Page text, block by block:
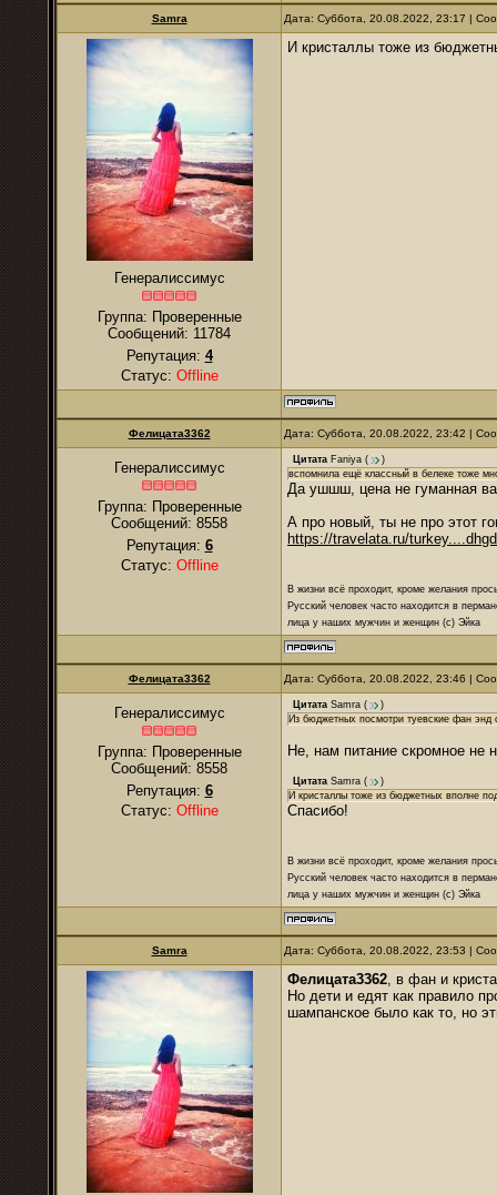
Samra Дата: Суббота, 20.08.2022, 23:17 |
Генералиссимус
Группа: Проверенные
Сообщений: 11784
Репутация: 4
Статус: Offline
И кристаллы тоже из
Фелицата3362 Дата: Суббота, 20.08.2022, 23:42 |
Генералиссимус
Группа: Проверенные
Сообщений: 8558
Репутация: 6
Статус: Offline
Цитата Faniya (
)
вспомнила ещё классный в белеке тоже
Да ушшш, цена не гуманная
А про новый, ты не про этот
https://travelata.ru/
В жизни всё проходит, кроме желания
Русский человек часто находится в
лица у наших мужчин и женщин (с) Эйка
Фелицата3362 Дата: Суббота, 20.08.2022, 23:46 |
Генералиссимус
Группа: Проверенные
Сообщений: 8558
Репутация: 6
Статус: Offline
Цитата Samra (
)
Из бюджетных посмотри туевские фан энд
Не, нам питание скромное не
Цитата Samra (
)
И кристаллы тоже из бюджетных вполне
Спасибо!
В жизни всё проходит, кроме желания
Русский человек часто находится в
лица у наших мужчин и женщин (с) Эйка
Samra Дата: Суббота, 20.08.2022, 23:53 |
Фелицата3362, в фан и
Но дети и едят как правило
шампанское было как то, но